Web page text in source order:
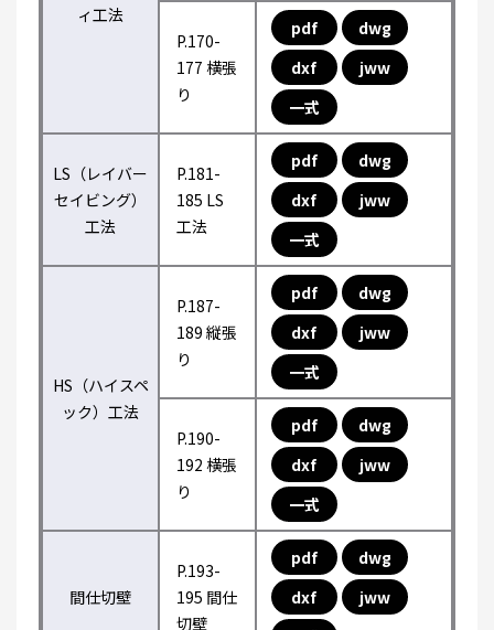
ィ工法
P.170-
177 横張
り
pdf
dwg
dxf
jww
一式
LS（レイバー
セイビング）
工法
P.181-
185 LS
工法
pdf
dwg
dxf
jww
一式
HS（ハイスペ
ック）工法
P.187-
189 縦張
り
pdf
dwg
dxf
jww
一式
P.190-
192 横張
り
pdf
dwg
dxf
jww
一式
間仕切壁
P.193-
195 間仕
切壁
pdf
dwg
dxf
jww